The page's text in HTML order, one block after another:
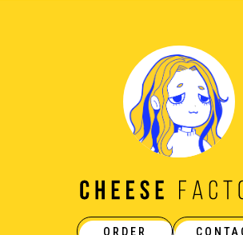
ORDER